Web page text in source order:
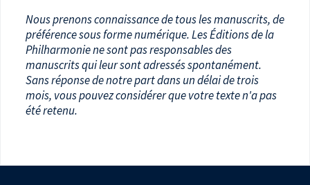
Nous prenons connaissance de tous les manuscrits, de
préférence sous forme numérique. Les Éditions de la
Philharmonie ne sont pas responsables des
manuscrits qui leur sont adressés spontanément.
Sans réponse de notre part dans un délai de trois
mois, vous pouvez considérer que votre texte n'a pas
été retenu.